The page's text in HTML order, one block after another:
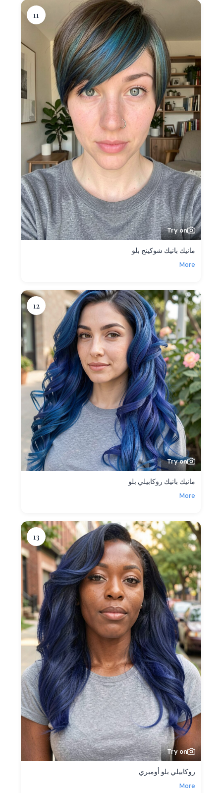
11
Try on
مانيك بانيك شوكينج بلو
More
12
Try on
مانيك بانيك روكابيلي بلو
More
13
Try on
روكابيلي بلو أومبري
More